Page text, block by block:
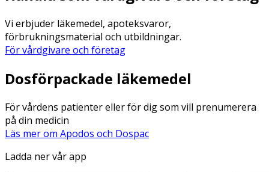
Vi erbjuder läkemedel, apoteksvaror,
förbrukningsmaterial och utbildningar.
För vårdgivare och företag
Dosförpackade läkemedel
För vårdens patienter eller för dig som vill prenumerera
på din medicin
Läs mer om Apodos och Dospac
Ladda ner vår app